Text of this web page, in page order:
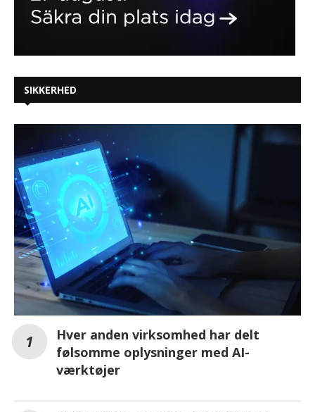
SIKKERHED
Hver anden virksomhed har delt
følsomme oplysninger med AI-
værktøjer